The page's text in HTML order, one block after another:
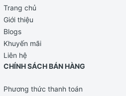
Trang chủ
Giới thiệu
Blogs
Khuyến mãi
Liên hệ
CHÍNH SÁCH BÁN HÀNG
Phương thức thanh toán